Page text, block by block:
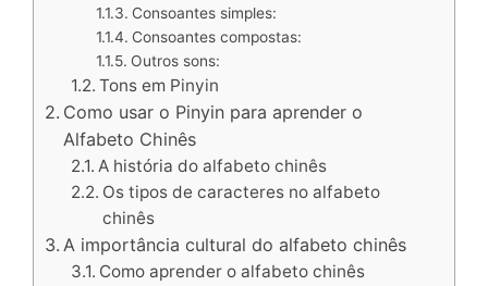
Consoantes simples:
Consoantes compostas:
Outros sons:
Tons em Pinyin
Como usar o Pinyin para aprender o
Alfabeto Chinês
A história do alfabeto chinês
Os tipos de caracteres no alfabeto
chinês
A importância cultural do alfabeto chinês
Como aprender o alfabeto chinês